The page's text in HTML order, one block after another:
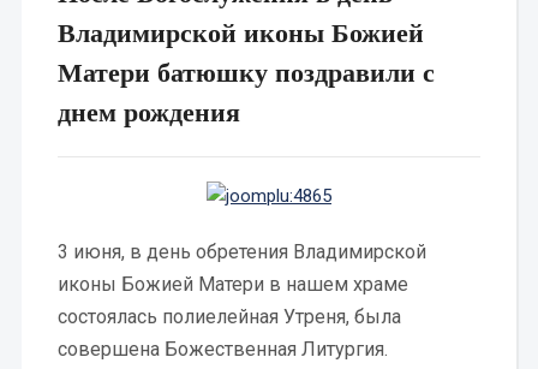
Владимирской иконы Божией
Матери батюшку поздравили с
днем рождения
3 июня, в день обретения Владимирской
иконы Божией Матери в нашем храме
состоялась полиелейная Утреня, была
совершена Божественная Литургия.